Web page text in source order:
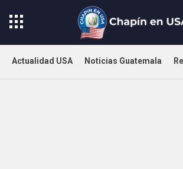
Actualidad USA Noticias Guatemala